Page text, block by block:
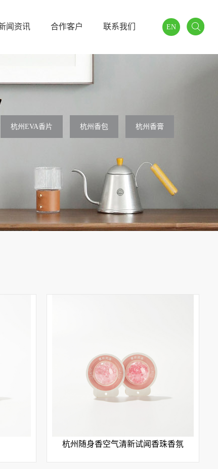
EN
闻资讯 合作客户 联系我们
杭州EVA香片 杭州香包 杭州香膏
杭州随身香空气清新试闻香珠香氛